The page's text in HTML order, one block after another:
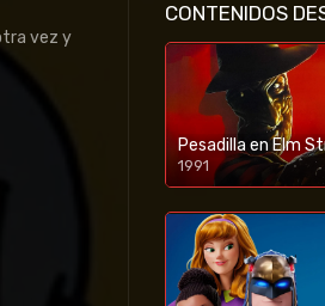
vez y
CONTENIDOS
1991